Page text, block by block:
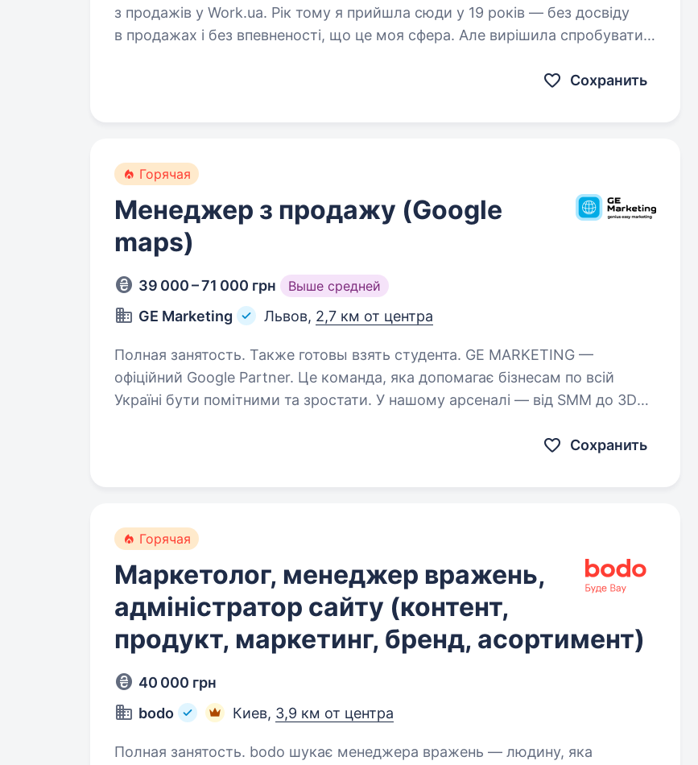
з продажів у Work.ua. Рік тому я прийшла сюди у 19 років — без досвіду
в продажах і без впевненості, що це моя сфера. Але вирішила спробувати.
Сохранить
Горячая
Менеджер з продажу (Google
maps)
39 000 – 71 000 грн Выше средней
GE Marketing Львов, 2,7 км от центра
Полная занятость. Также готовы взять студента. GE MARKETING —
офіційний Google Partner. Це команда, яка допомагає бізнесам по всій
Україні бути помітними та зростати. У нашому арсеналі — від SMM до 3D
Сохранить
Горячая
Маркетолог, менеджер вражень,
адміністратор сайту (контент,
продукт, маркетинг, бренд, асортимент)
40 000 грн
bodo
Киев, 3,9 км от центра
Полная занятость. bodo шукає менеджера вражень — людину, яка